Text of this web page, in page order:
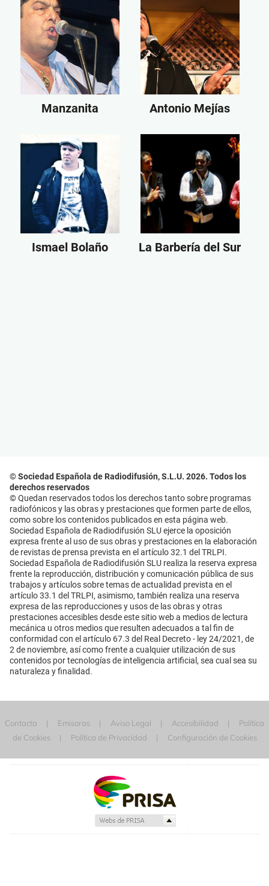
Manzanita Antonio Mejías
Ismael Bolaño La Barbería del Sur
© Sociedad Española de Radiodifusión, S.L.U. 2026. Todos los
derechos reservados
© Quedan reservados todos los derechos tanto sobre programas
radiofónicos y las obras y prestaciones que formen parte de ellos,
como sobre los contenidos publicados en esta página web.
Sociedad Española de Radiodifusión SLU ejerce la oposición
expresa frente al uso de sus obras y prestaciones en la elaboración
de revistas de prensa prevista en el artículo 32.1 del TRLPI.
Sociedad Española de Radiodifusión SLU realiza la reserva expresa
frente la reproducción, distribución y comunicación pública de sus
trabajos y artículos sobre temas de actualidad prevista en el
artículo 33.1 del TRLPI, asimismo, también realiza una reserva
expresa de las reproducciones y usos de las obras y otras
prestaciones accesibles desde este sitio web a medios de lectura
mecánica u otros medios que resulten adecuados a tal fin de
conformidad con el artículo 67.3 del Real Decreto - ley 24/2021, de
2 de noviembre, así como frente a cualquier utilización de sus
contenidos por tecnologías de inteligencia artificial, sea cual sea su
naturaleza y finalidad.
Contacta Emisoras Aviso Legal Accesibilidad
Política
de Cookies
Política de Privacidad Configuración de Cookies